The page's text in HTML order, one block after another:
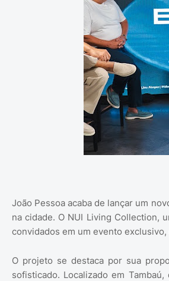
João Pessoa acaba de lançar um
na cidade. O NUI Living Collection,
convidados em um evento
O projeto se destaca por sua
sofisticado. Localizado em